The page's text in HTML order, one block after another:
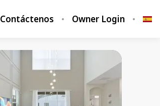
Contáctenos Owner Login